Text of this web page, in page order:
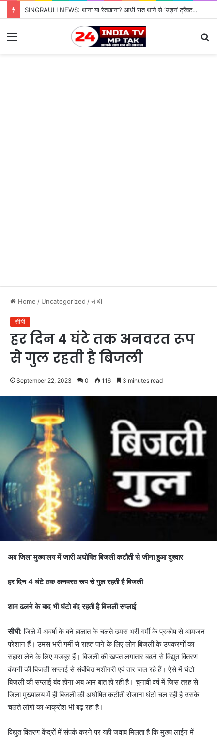
SINGRAULI NEWS: थाना या रेतखाना? आधी रात थाने से ‘उड़न’ ट्रैक्टर, जियावन पुलिस के पहरे में माफिया पास रेत माफिया के आगे नतमस्तक सिस्टम, सुशासन की पोल खोलती जियावन थाने की सनसनीखेज कहानी
Menu
Home / Uncategorized /सीधी
सीधी
हर दिन 4 घंटे तक अनवरत रूप
से गुल रहती है बिजली
September 22, 2023 0 116 3 minutes read
अब जिला मुख्यालय में जारी अघोषित बिजली कटौती से जीना हुआ दुश्वार
हर दिन 4 घंटे तक अनवरत रूप से गुल रहती है बिजली
शाम ढलने के बाद भी घंटो बंद रहती है बिजली सप्लाई
सीधी: जिले में अवर्षा के बने हालात के चलते उमस भरी गर्मी के प्रकोप से आमजन
परेशान हैं। उमस भरी गर्मी से राहत पाने के लिए लोग बिजली के उपकरणों का
सहारा लेने के लिए मजबूर हैं। बिजली की खपत लगातार बढऩे से विद्युत वितरण
कंपनी की बिजली सप्लाई से संबंधित मशीनरी एवं तार जल रहे हैं। ऐसे में घंटो
बिजली की सप्लाई बंद होना अब आम बात हो रही है। चुनावी वर्ष में जिस तरह से
जिला मुख्यालय में ही बिजली की अघोषित कटौती रोजाना घंटो चल रही है उसके
चलते लोगों का आक्रोश भी बढ़ रहा है।
विद्युत वितरण केंद्रों में संपर्क करने पर यही जवाब मिलता है कि मुख्य लाईन में